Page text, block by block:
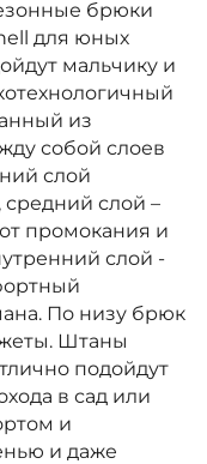
брюки
для юных
мальчику и
из
собой слоев
слой
средний слой –
промокания и
слой -
По низу брюк
Штаны
подойдут
в сад или
и
и даже